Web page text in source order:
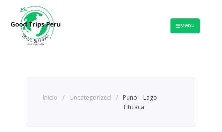
contenido
Menu
Inicio / Uncategorized /
Puno – Lago
Titicaca